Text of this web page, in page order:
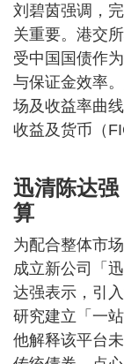
刘碧茵强调，
关重要。港交
受中国国债作
与保证金效率
场及收益率曲
收益及货币（
迅清陈达
算
为配合整体市
成立新公司「
达强表示，引
研究建立「一
他解释该平台